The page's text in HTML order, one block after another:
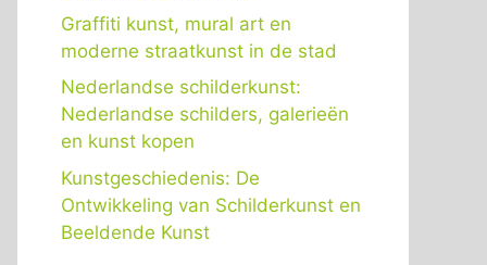
Graffiti kunst, mural art en
moderne straatkunst in de stad
Nederlandse schilderkunst:
Nederlandse schilders, galerieën
en kunst kopen
Kunstgeschiedenis: De
Ontwikkeling van Schilderkunst en
Beeldende Kunst